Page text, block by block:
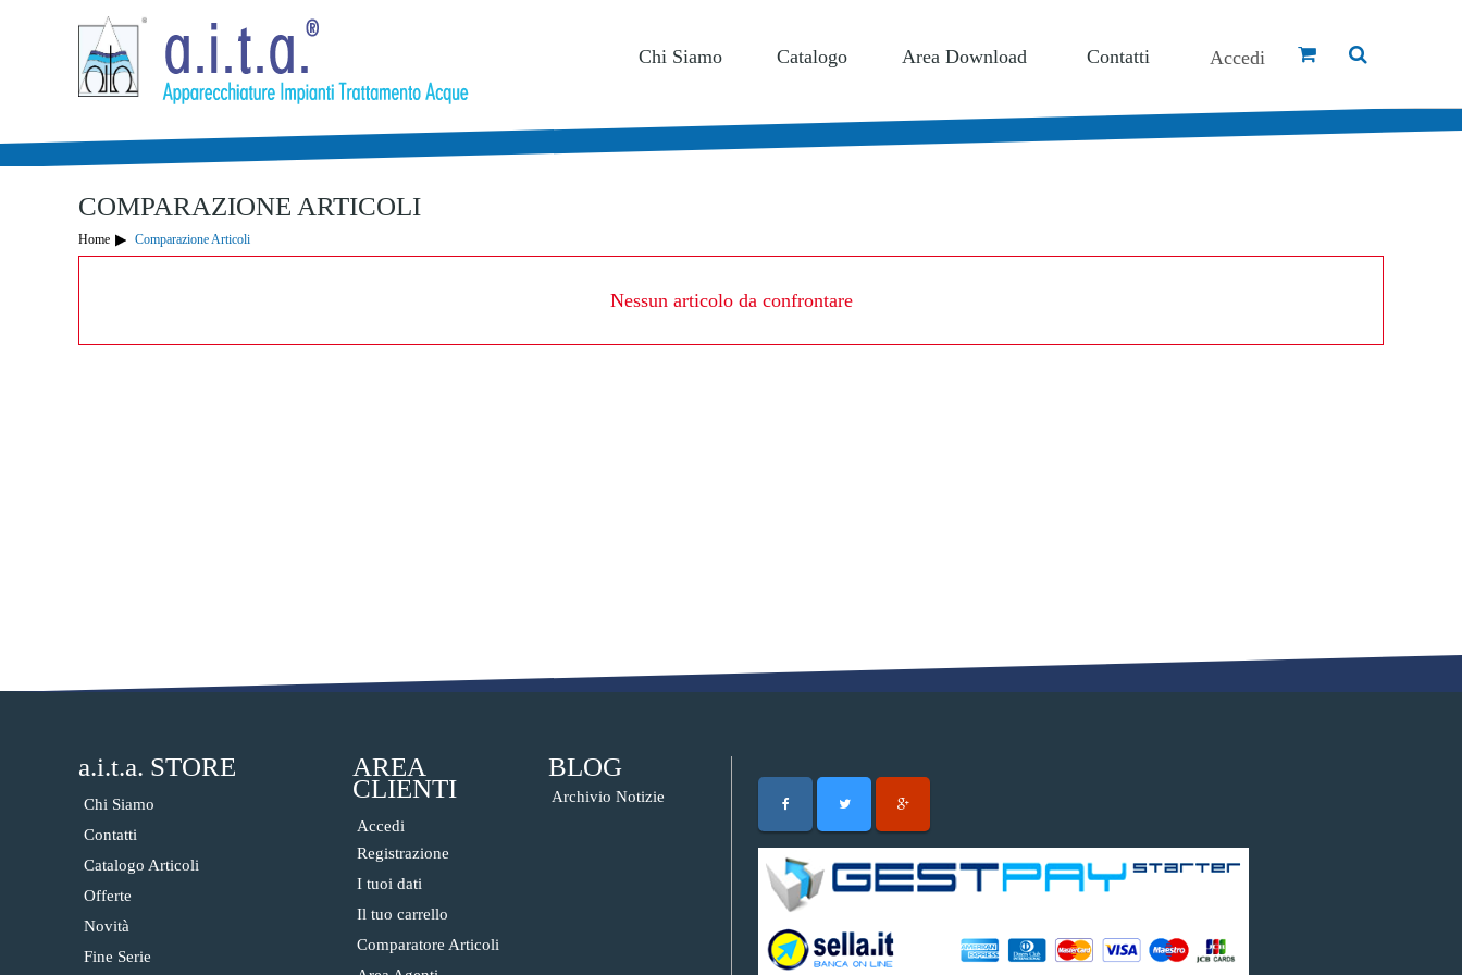
Totale:
0,00 €
Accedi
Chi Siamo Catalogo Area Download Contatti
COMPARAZIONE ARTICOLI
Home Comparazione Articoli
Nessun articolo da confrontare
a.i.t.a. STORE
Chi Siamo
Contatti
Catalogo Articoli
Offerte
Novità
Fine Serie
AREA
CLIENTI
Accedi
Registrazione
I tuoi dati
Il tuo carrello
Comparatore Articoli
BLOG
Archivio Notizie